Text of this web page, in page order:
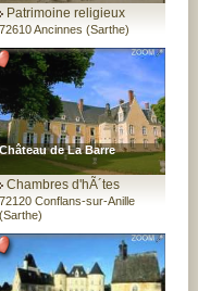
Patrimoine religieux
72610 Ancinnes (Sarthe)
Château de La Barre
Chambres d'hÃ´tes
72120 Conflans-sur-Anille
(Sarthe)